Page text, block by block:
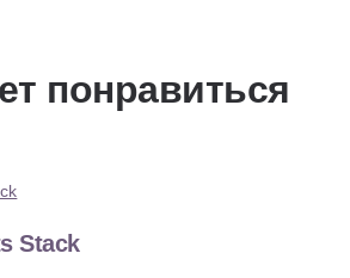
понравиться
Stack